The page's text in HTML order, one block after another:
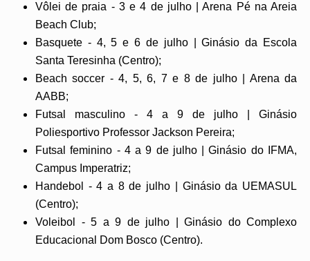
Vôlei de praia - 3 e 4 de julho | Arena Pé na Areia
Beach Club;
Basquete - 4, 5 e 6 de julho | Ginásio da Escola
Santa Teresinha (Centro);
Beach soccer - 4, 5, 6, 7 e 8 de julho | Arena da
AABB;
Futsal masculino - 4 a 9 de julho | Ginásio
Poliesportivo Professor Jackson Pereira;
Futsal feminino - 4 a 9 de julho | Ginásio do IFMA,
Campus Imperatriz;
Handebol - 4 a 8 de julho | Ginásio da UEMASUL
(Centro);
Voleibol - 5 a 9 de julho | Ginásio do Complexo
Educacional Dom Bosco (Centro).